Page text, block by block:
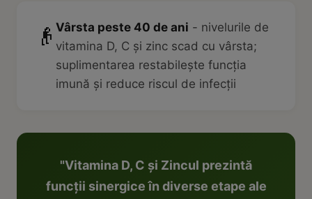
👴 Vârsta peste 40 de ani - nivelurile de
vitamina D, C și zinc scad cu vârsta;
suplimentarea restabilește funcția
imună și reduce riscul de infecții
"Vitamina D, C și Zincul prezintă
funcții sinergice în diverse etape ale